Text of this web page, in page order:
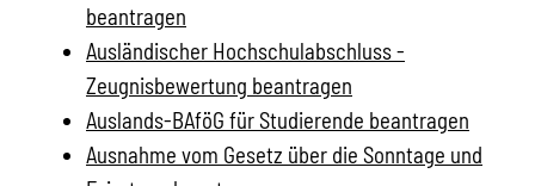
beantragen
Ausländischer Hochschulabschluss -
Zeugnisbewertung beantragen
Auslands-BAföG für Studierende beantragen
Ausnahme vom Gesetz über die Sonntage und